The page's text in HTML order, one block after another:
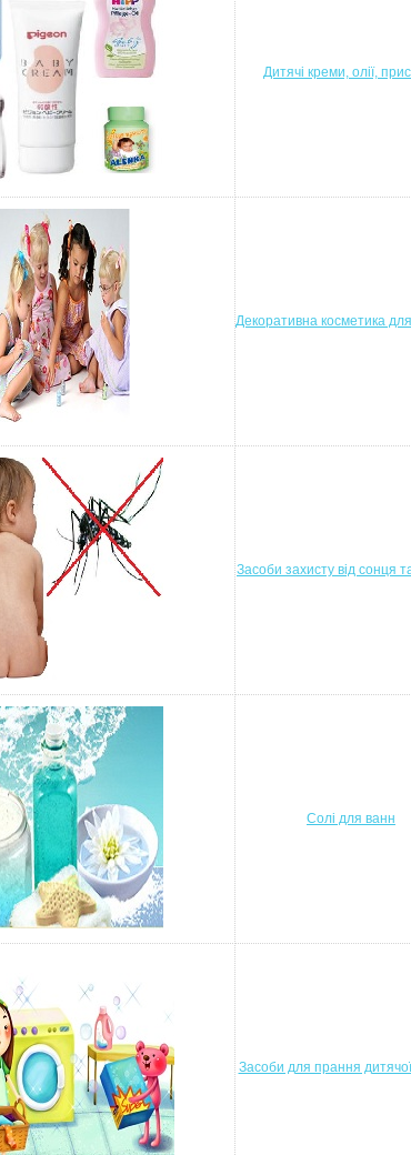
Дитячі креми, олії,
Декоративна косметика для
Засоби захисту від сонця
Солі для ванн
Засоби для прання